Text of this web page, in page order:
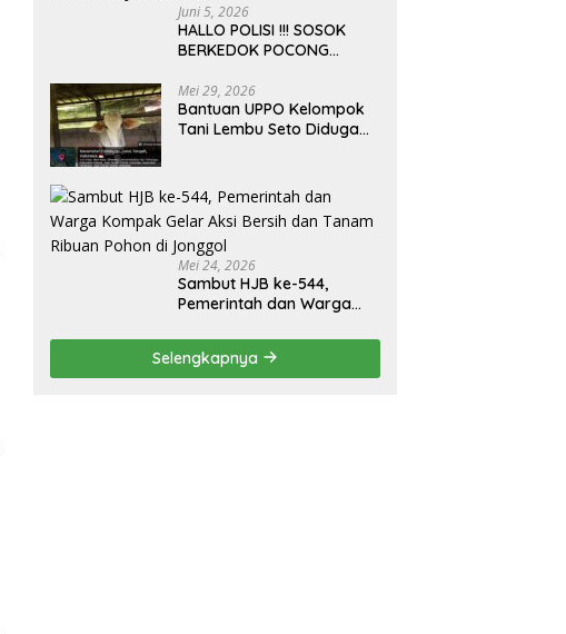
Juni 5, 2026
HALLO POLISI !!! SOSOK
BERKEDOK POCONG
TAJAM RESAHKAN WARGA
SEKITAR KAMPUS CURUP
REJANG LEBONG
Mei 29, 2026
Bantuan UPPO Kelompok
Tani Lembu Seto Diduga
Mei 24, 2026
Sambut HJB ke-544,
Pemerintah dan Warga
dan Tanam Ribuan Pohon
di Jonggol
Selengkapnya